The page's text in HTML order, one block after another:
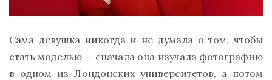
Сама девушка никогда и не думала о том, чтобы
стать моделью — сначала она изучала фотографию
в одном из Лондонских университетов, а потом